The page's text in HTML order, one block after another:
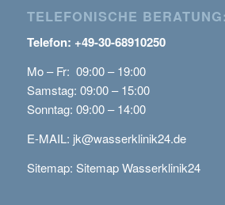
TELEFONISCHE BERATUNG:
Telefon: +49-30-68910250
Mo – Fr: 09:00 – 19:00
Samstag: 09:00 – 15:00
Sonntag: 09:00 – 14:00
E-MAIL: jk@wasserklinik24.de
Sitemap: Sitemap Wasserklinik24